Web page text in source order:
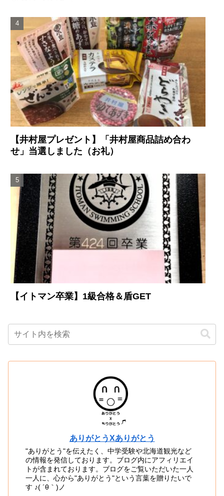
【井村屋プレゼント】「井村屋商品詰め合わ
せ」当選しました（お礼）
【イトマン卒業】1級合格＆盾GET
ありがとうXありがとう
"ありがとう"を伝えたく、中学受験や北海道観光など
の情報を発信しております。ブログ内にアフィリエイ
トが含まれております。ブログをご覧いただいた一人
一人に、心から"ありがとう"という言葉を贈りたいで
す ♪( ´θ｀)ノ